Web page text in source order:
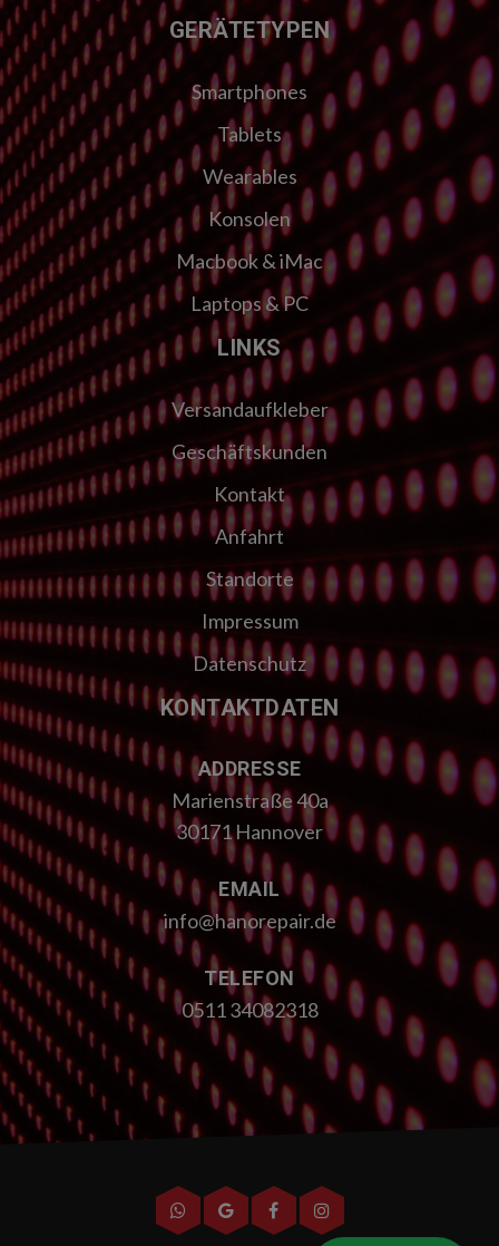
FUSSZEILE GERÄTETYPEN
Smartphones
Tablets
Wearables
Konsolen
Macbook & iMac
Laptops & PC
LINKS
Versandaufkleber
Geschäftskunden
Kontakt
Anfahrt
Standorte
Impressum
Datenschutz
KONTAKTDATEN
ADDRESSE
Marienstraße 40a
30171 Hannover
EMAIL
info@hanorepair.de
TELEFON
0511 34082318